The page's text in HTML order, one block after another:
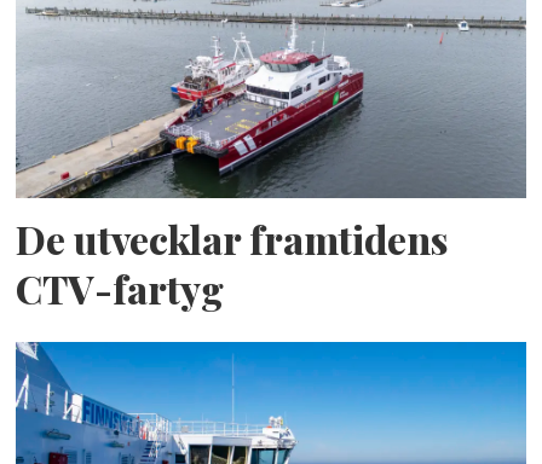
De utvecklar framtidens
CTV-fartyg